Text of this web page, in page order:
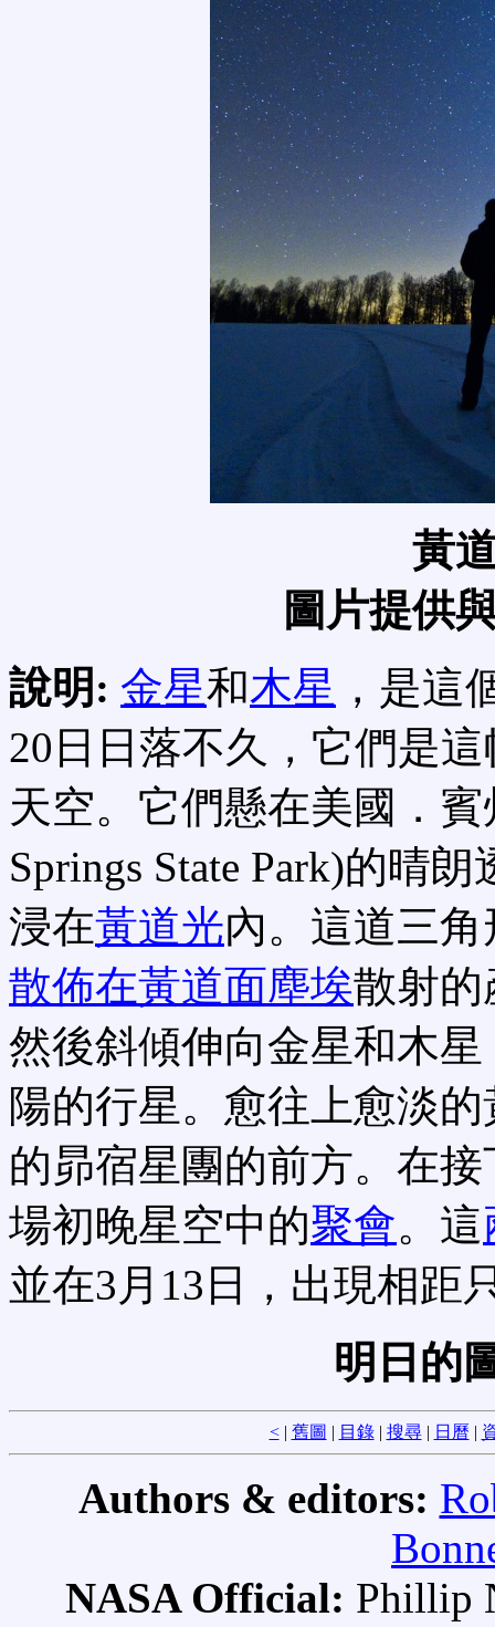
黃
圖片提供
說明: 金星和木星 ，是這
20日日落不久，它們是
天空。它們懸在美國．
Springs State Park)的晴
浸在黃道光內。這道三
散佈在黃道面塵埃散射的
然後斜傾伸向金星和木
陽的行星。愈往上愈淡
的昴宿星團的前方。在
場初晚星空中的聚會。這
並在3月13日，出現相距
明日的
<| 舊圖 | 目錄| 搜尋| 日曆 |
Authors & editors:
NASA Official: Phillip